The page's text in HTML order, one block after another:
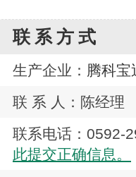
联系方式
生产企业： 腾科宝
联 系 人：陈经理
联系电话：
此提交正确信息。